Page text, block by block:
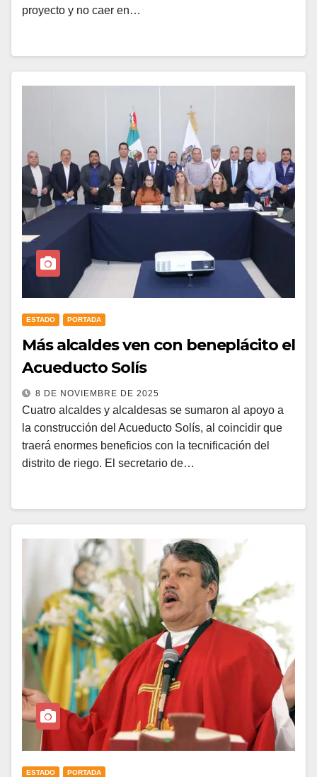
proyecto y no caer en…
ESTADO PORTADA
Más alcaldes ven con beneplácito el
Acueducto Solís
8 DE NOVIEMBRE DE 2025
Cuatro alcaldes y alcaldesas se sumaron al apoyo a
la construcción del Acueducto Solís, al coincidir que
traerá enormes beneficios con la tecnificación del
distrito de riego. El secretario de…
ESTADO PORTADA